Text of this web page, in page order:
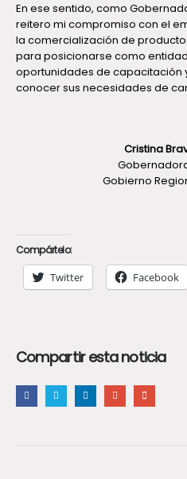
En ese sentido, como
reitero mi compromiso con el
la comercialización de
para posicionarse como
oportunidades de capacitación
conocer sus necesidades de
Cristina
Gobierno
Compártelo:
Twitter Facebook
Compartir esta noticia